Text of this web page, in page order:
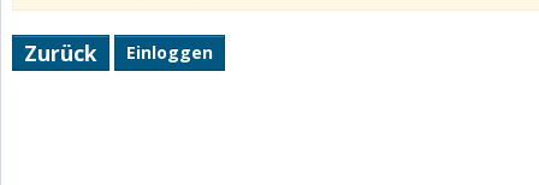
Zurück Einloggen